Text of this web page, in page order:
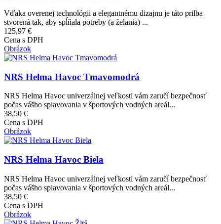
Vďaka overenej technológii a elegantnému dizajnu je táto prilba
stvorená tak, aby spĺňala potreby (a želania) ...
125,97 €
Cena s DPH
Obrázok
NRS Helma Havoc Tmavomodrá
NRS Helma Havoc univerzálnej veľkosti vám zaručí bezpečnosť
počas vášho splavovania v športových vodných areál...
38,50 €
Cena s DPH
Obrázok
NRS Helma Havoc Biela
NRS Helma Havoc univerzálnej veľkosti vám zaručí bezpečnosť
počas vášho splavovania v športových vodných areál...
38,50 €
Cena s DPH
Obrázok